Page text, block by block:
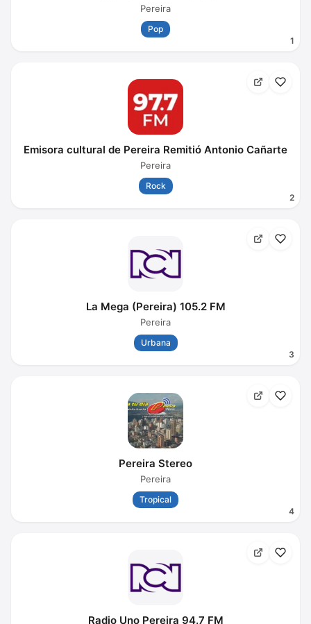
1
Pereira
Pop
2
Emisora cultural de Pereira Remitió Antonio Cañarte
Pereira
Rock
3
La Mega (Pereira) 105.2 FM
Pereira
Urbana
4
Pereira Stereo
Pereira
Tropical
Radio Uno Pereira 94.7 FM